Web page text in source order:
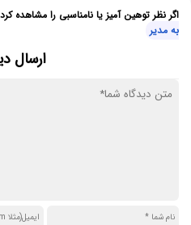
اگر نظر توهین آمیز یا نامناسبی را مشاهده
به مدیر
ارسال